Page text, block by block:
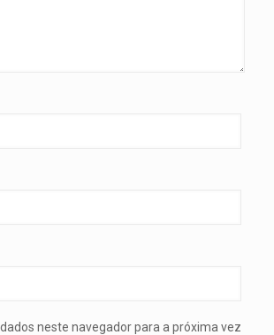
neste navegador para a próxima vez